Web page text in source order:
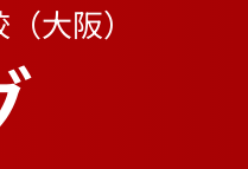
大阪）